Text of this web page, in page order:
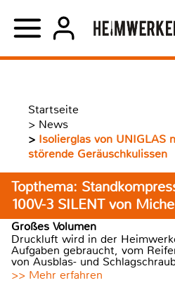
Startseite
> News
> Isolierglas von UNIGLAS
störende Geräuschkulissen
Topthema:
100V-3 SILENT von
Großes Volumen
Druckluft wird in der
Aufgaben gebraucht, vom
von Ausblas- und
>> Mehr erfahren